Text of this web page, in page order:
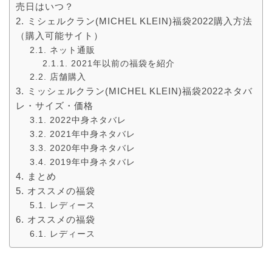
売日はいつ？
ミシェルクラン(MICHEL KLEIN)福袋2022購入方法
（購入可能サイト）
ネット通販
2021年以前の福袋を紹介
店舗購入
ミッシェルクラン(MICHEL KLEIN)福袋2022ネタバ
レ・サイズ・価格
2022中身ネタバレ
2021年中身ネタバレ
2020年中身ネタバレ
2019年中身ネタバレ
まとめ
オススメの福袋
レディース
オススメの福袋
レディース